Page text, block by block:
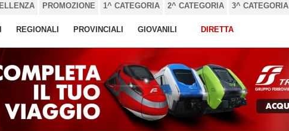
PROMOZIONE 1^ CATEGORIA 2^ CATEGORIA 3^ CATEGORIA
REGIONALI PROVINCIALI GIOVANILI DIRETTA